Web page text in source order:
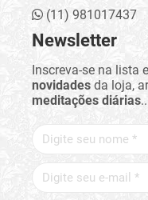
(11) 981017437
Newsletter
Inscreva-se na lista
novidades da loja,
meditações diárias